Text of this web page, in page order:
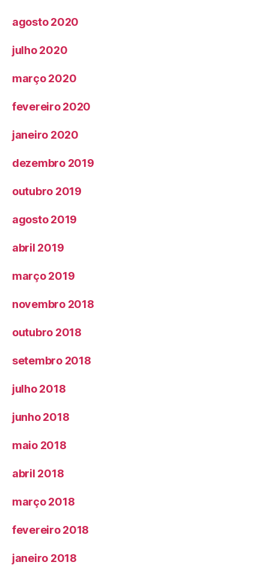
agosto 2020
julho 2020
março 2020
fevereiro 2020
janeiro 2020
dezembro 2019
outubro 2019
agosto 2019
abril 2019
março 2019
novembro 2018
outubro 2018
setembro 2018
julho 2018
junho 2018
maio 2018
abril 2018
março 2018
fevereiro 2018
janeiro 2018